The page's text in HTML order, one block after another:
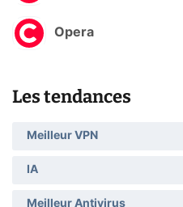
Opera
Les tendances
Meilleur VPN
IA
Meilleur Antivirus